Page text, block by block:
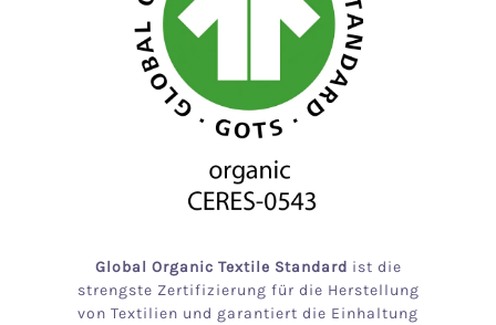
Global Organic Textile Standard ist die
strengste Zertifizierung für die Herstellung
von Textilien und garantiert die Einhaltung